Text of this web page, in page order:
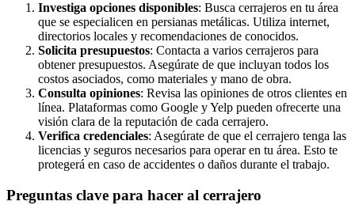
Investiga opciones disponibles: Busca cerrajeros en tu área
que se especialicen en persianas metálicas. Utiliza internet,
directorios locales y recomendaciones de conocidos.
Solicita presupuestos: Contacta a varios cerrajeros para
obtener presupuestos. Asegúrate de que incluyan todos los
costos asociados, como materiales y mano de obra.
Consulta opiniones: Revisa las opiniones de otros clientes en
línea. Plataformas como Google y Yelp pueden ofrecerte una
visión clara de la reputación de cada cerrajero.
Verifica credenciales: Asegúrate de que el cerrajero tenga las
licencias y seguros necesarios para operar en tu área. Esto te
protegerá en caso de accidentes o daños durante el trabajo.
Preguntas clave para hacer al cerrajero